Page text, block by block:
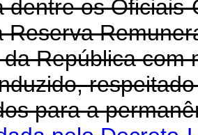
dentre os
Reserva
República com
respeitado
para a